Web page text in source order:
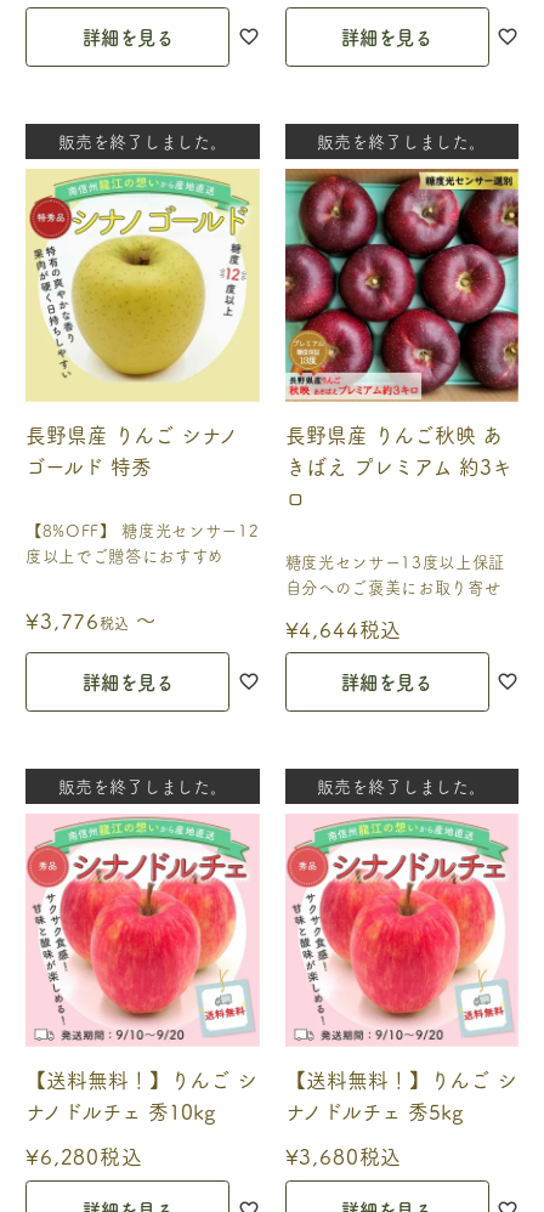
詳細を見る 詳細を見る
【8%OFF】 糖度光センサー12
度以上でご贈答におすすめ
長野県産 りんご シナノ
ゴールド 特秀
¥3,776税込 〜
販売を終了しました。
詳細を見る
糖度光センサー13度以上保証
自分へのご褒美にお取り寄せ
長野県産 りんご秋映 あ
きばえ プレミアム 約3キ
ロ
¥4,644税込
販売を終了しました。
詳細を見る
【送料無料！】りんご シ
ナノドルチェ 秀10kg
¥6,280税込
販売を終了しました。
【送料無料！】りんご シ
ナノドルチェ 秀5kg
¥3,680税込
販売を終了しました。